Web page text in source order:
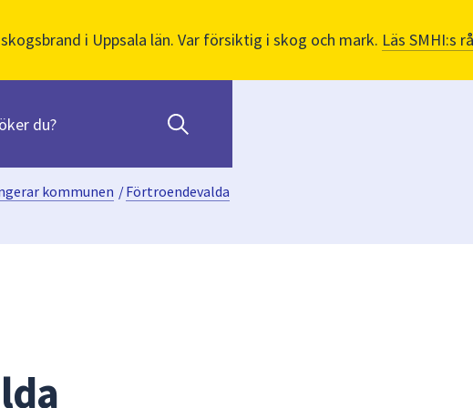
i Uppsala län. Var försiktig i skog och mark. Läs SMHI:s
kommunen /Förtroendevalda